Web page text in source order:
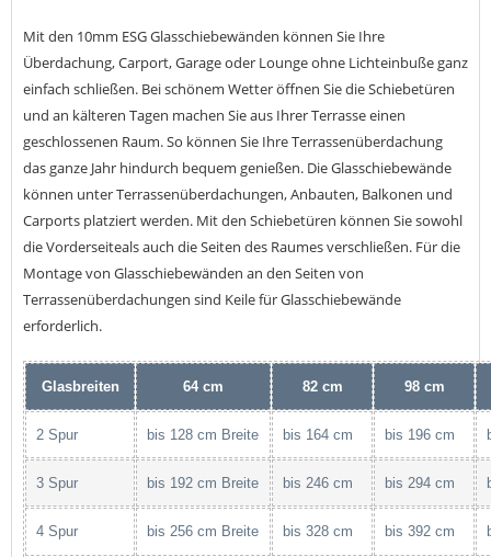
Mit den 10mm ESG Glasschiebewänden können Sie Ihre
Überdachung, Carport, Garage oder Lounge ohne Lichteinbuße ganz
einfach schließen. Bei schönem Wetter öffnen Sie die Schiebetüren
und an kälteren Tagen machen Sie aus Ihrer Terrasse einen
geschlossenen Raum. So können Sie Ihre Terrassenüberdachung
das ganze Jahr hindurch bequem genießen. Die Glasschiebewände
können unter Terrassenüberdachungen, Anbauten, Balkonen und
Carports platziert werden. Mit den Schiebetüren können Sie sowohl
die Vorderseiteals auch die Seiten des Raumes verschließen. Für die
Montage von Glasschiebewänden an den Seiten von
Terrassenüberdachungen sind Keile für Glasschiebewände
erforderlich.
Glasbreiten 64 cm 82 cm 98 cm
2 Spur bis 128 cm Breite bis 164 cm bis 196 cm
3 Spur bis 192 cm Breite bis 246 cm bis 294 cm
4 Spur bis 256 cm Breite bis 328 cm bis 392 cm